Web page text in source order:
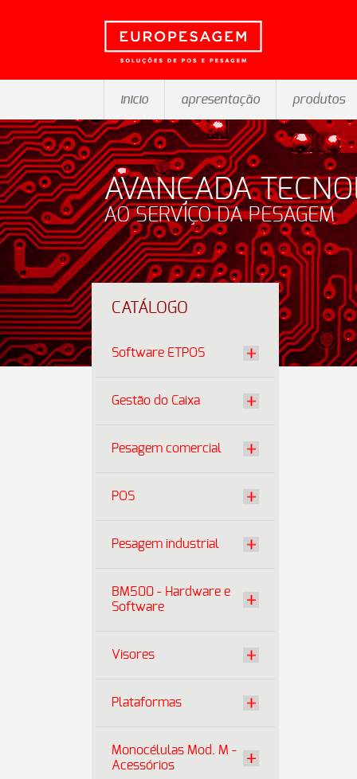
inicio apresentação produtos
AVANÇADA
AO SERVIÇO DA PESAGEM
CATÁLOGO
Software ETPOS
Gestão do Caixa
Pesagem comercial
POS
Pesagem industrial
BM500 - Hardware e
Software
Visores
Plataformas
Monocélulas Mod. M -
Acessórios